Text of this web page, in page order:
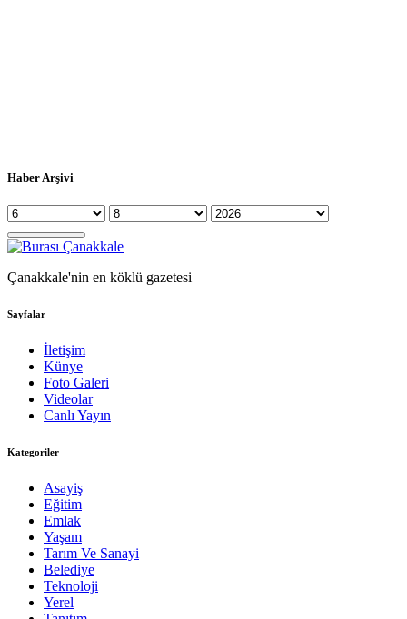
Haber Arşivi
Çanakkale'nin en köklü gazetesi
Sayfalar
İletişim
Künye
Foto Galeri
Videolar
Canlı Yayın
Kategoriler
Asayiş
Eğitim
Emlak
Yaşam
Tarım Ve Sanayi
Belediye
Teknoloji
Yerel